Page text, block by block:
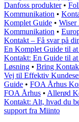
Danfoss produkter•
Kommunikation •
Komplet Guide • Wiser
Kommunikation •
Kontakt – Få svar på
En Komplet Guide til
Kontakt: En Guide til
Løsning • Bring
Vej til Effektiv
Guide • FOA Århus
FOA Århus • Allerød
Kontakt: Alt, hvad du
support fra Miinto